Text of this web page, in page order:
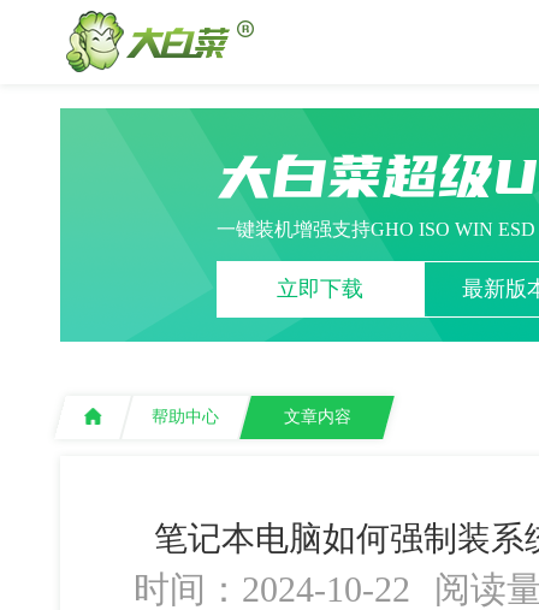
大白菜超级
一键装机增强支持GHO ISO WIN
立即下载 最新版
帮助中心 文章内容
笔记本电脑如何强制装
时间：2024-10-22 阅读